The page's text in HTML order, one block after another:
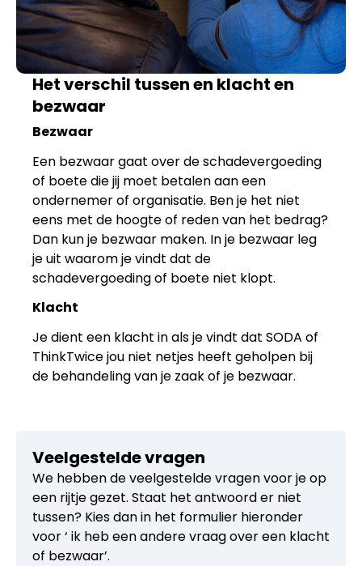
Het verschil tussen en klacht en
bezwaar
Bezwaar
Een bezwaar gaat over de schadevergoeding
of boete die jij moet betalen aan een
ondernemer of organisatie. Ben je het niet
eens met de hoogte of reden van het bedrag?
Dan kun je bezwaar maken. In je bezwaar leg
je uit waarom je vindt dat de
schadevergoeding of boete niet klopt.
Klacht
Je dient een klacht in als je vindt dat SODA of
ThinkTwice jou niet netjes heeft geholpen bij
de behandeling van je zaak of je bezwaar.
Veelgestelde vragen
We hebben de veelgestelde vragen voor je op
een rijtje gezet. Staat het antwoord er niet
tussen? Kies dan in het formulier hieronder
voor ‘ ik heb een andere vraag over een klacht
of bezwaar’.